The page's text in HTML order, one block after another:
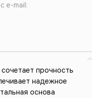
e-mail:
прочность
надежное
основа